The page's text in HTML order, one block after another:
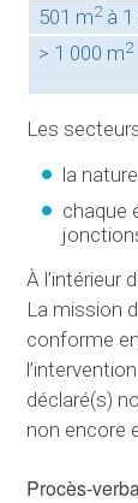
501 m2à 1
> 1 000 m2
Les
la
chaque
À l’intérieur
La mission
conforme
déclaré(s)
non encore
Procès-